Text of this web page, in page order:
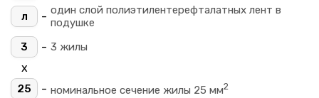
л - один слой полиэтилентерефталатных лент в
подушке
3
- 3 жилы
х
25 - номинальное сечение жилы 25 мм2